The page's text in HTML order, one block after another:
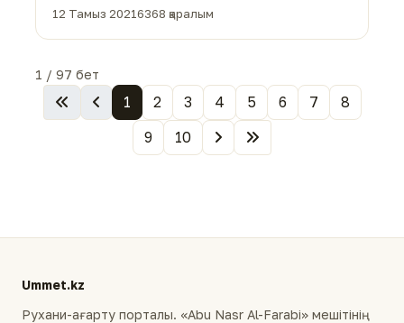
12 Тамыз 20216368 қаралым
1 / 97 бет
1 2 3 4 5 6 7
8
9
10
Ummet.kz
Рухани-ағарту порталы. «Abu Nasr Al-Farabi» мешітінің